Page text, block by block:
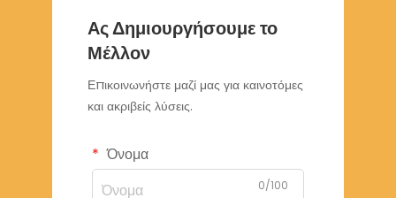
Ας Δημιουργήσουμε το
Μέλλον
Επικοινωνήστε μαζί μας για καινοτόμες
και ακριβείς λύσεις.
Όνομα
0/100